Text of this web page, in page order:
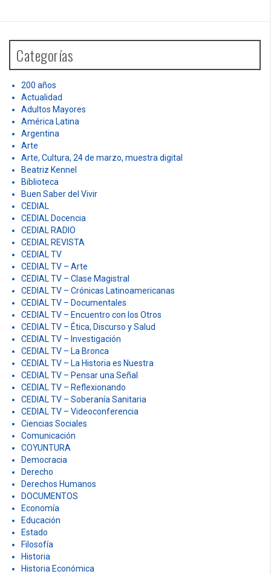
n
a
v
i
g
a
t
i
o
n
h
o
Categorías
200 años
Actualidad
Adultos Mayores
América Latina
Argentina
Arte
Arte, Cultura, 24 de marzo, muestra digital
Beatriz Kennel
Biblioteca
Buen Saber del Vivir
CEDIAL
CEDIAL Docencia
CEDIAL RADIO
CEDIAL REVISTA
CEDIAL TV
CEDIAL TV – Arte
CEDIAL TV – Clase Magistral
CEDIAL TV – Crónicas Latinoamericanas
CEDIAL TV – Documentales
CEDIAL TV – Encuentro con los Otros
CEDIAL TV – Ética, Discurso y Salud
CEDIAL TV – Investigación
CEDIAL TV – La Bronca
CEDIAL TV – La Historia es Nuestra
CEDIAL TV – Pensar una Señal
CEDIAL TV – Reflexionando
CEDIAL TV – Soberanía Sanitaria
CEDIAL TV – Videoconferencia
Ciencias Sociales
Comunicación
COYUNTURA
Democracia
Derecho
Derechos Humanos
DOCUMENTOS
Economía
Educación
Estado
Filosofía
Historia
Historia Económica